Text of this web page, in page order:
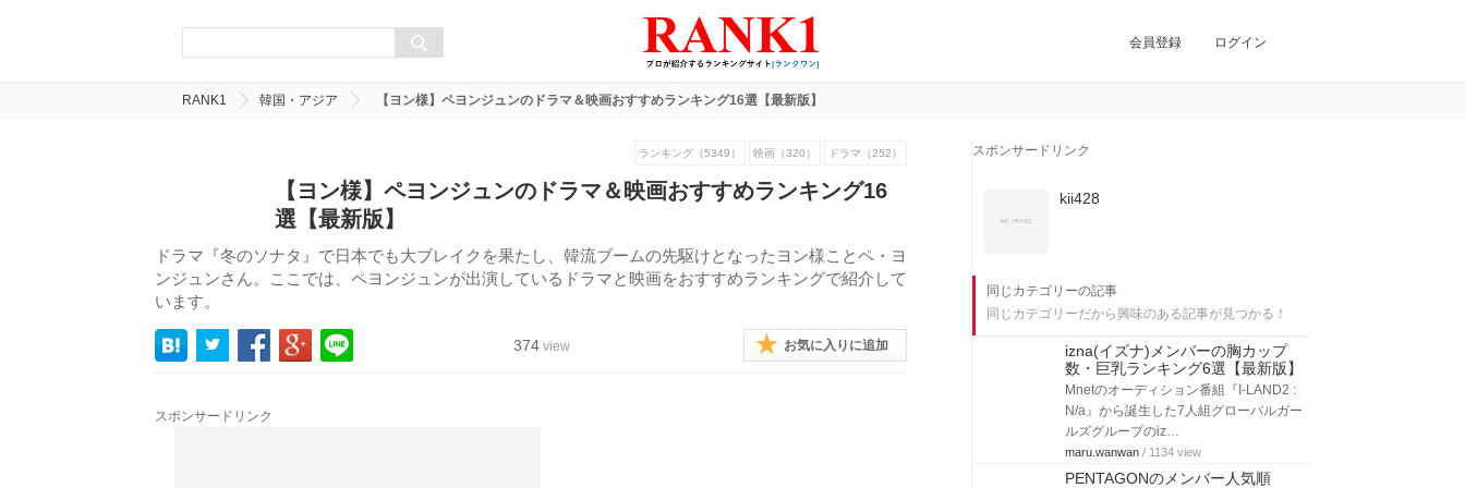
会員登録 ログイン
RANK1 韓国・アジア 【ヨン様】ペヨンジュンのドラマ＆映画おすすめランキング16選【最新版】
ランキング（5349） 映画（320） ドラマ（252）
【ヨン様】ペヨンジュンのドラマ＆映画おすすめランキング16
選【最新版】
ドラマ『冬のソナタ』で日本でも大ブレイクを果たし、韓流ブームの先駆けとなったヨン様ことペ・ヨ
ンジュンさん。ここでは、ペヨンジュンが出演しているドラマと映画をおすすめランキングで紹介して
います。
374 view お気に入りに追加
スポンサードリンク
スポンサードリンク
kii428
同じカテゴリーの記事
同じカテゴリーだから興味のある記事が見つかる！
izna(イズナ)メンバーの胸カップ
数・巨乳ランキング6選【最新版】
Mnetのオーディション番組『I-LAND2 :
N/a』から誕生した7人組グローバルガー
ルズグループのiz…
maru.wanwan / 1134 view
PENTAGONのメンバー人気順